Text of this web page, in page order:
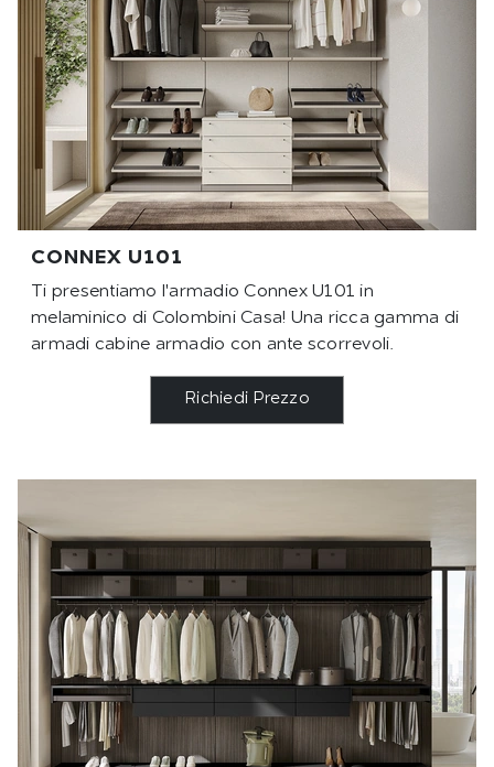
CONNEX U101
Ti presentiamo l'armadio Connex U101 in
melaminico di Colombini Casa! Una ricca gamma di
armadi cabine armadio con ante scorrevoli.
Richiedi Prezzo